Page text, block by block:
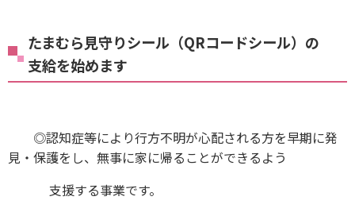
たまむら見守りシール（QRコードシール）の
支給を始めます
◎認知症等により行方不明が心配される方を早期に発
見・保護をし、無事に家に帰ることができるよう
支援する事業です。